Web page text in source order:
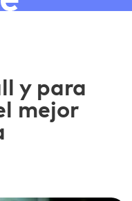
y para
mejor